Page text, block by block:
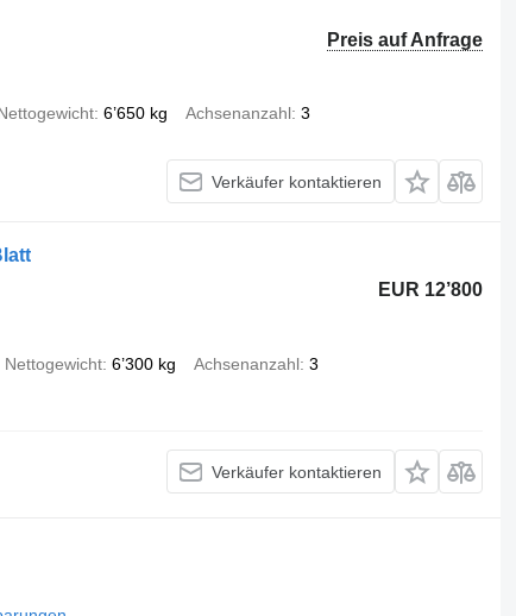
Preis auf Anfrage
6’650 kg Achsenanzahl 3
Verkäufer kontaktieren
EUR 12’800
Nettogewicht 6’300 kg Achsenanzahl 3
Verkäufer kontaktieren